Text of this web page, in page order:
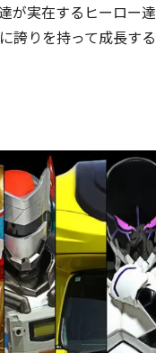
が実在するヒーロー達
誇りを持って成長する